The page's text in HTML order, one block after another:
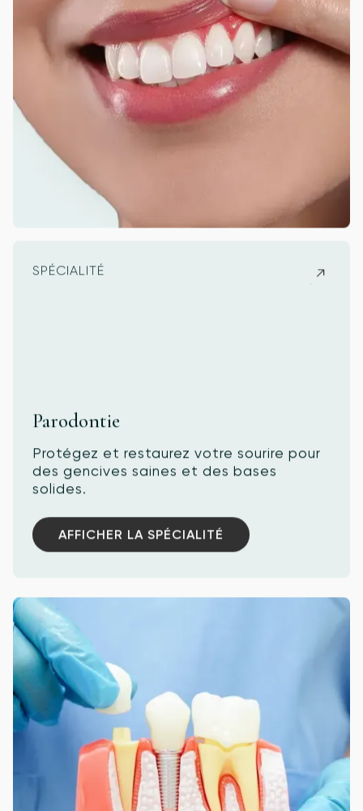
SPÉCIALITÉ
Parodontie
Protégez et restaurez votre sourire pour
des gencives saines et des bases
solides.
AFFICHER LA SPÉCIALITÉ